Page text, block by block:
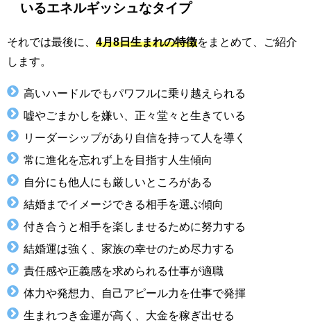
いるエネルギッシュなタイプ
それでは最後に、 4月8日生まれの特徴をまとめて、ご紹介
します。
高いハードルでもパワフルに乗り越えられる
嘘やごまかしを嫌い、正々堂々と生きている
リーダーシップがあり自信を持って人を導く
常に進化を忘れず上を目指す人生傾向
自分にも他人にも厳しいところがある
結婚までイメージできる相手を選ぶ傾向
付き合うと相手を楽しませるために努力する
結婚運は強く、家族の幸せのため尽力する
責任感や正義感を求められる仕事が適職
体力や発想力、自己アピール力を仕事で発揮
生まれつき金運が高く、大金を稼ぎ出せる